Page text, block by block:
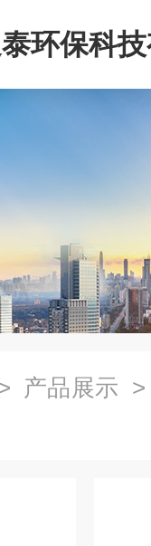
环保科
产品展示